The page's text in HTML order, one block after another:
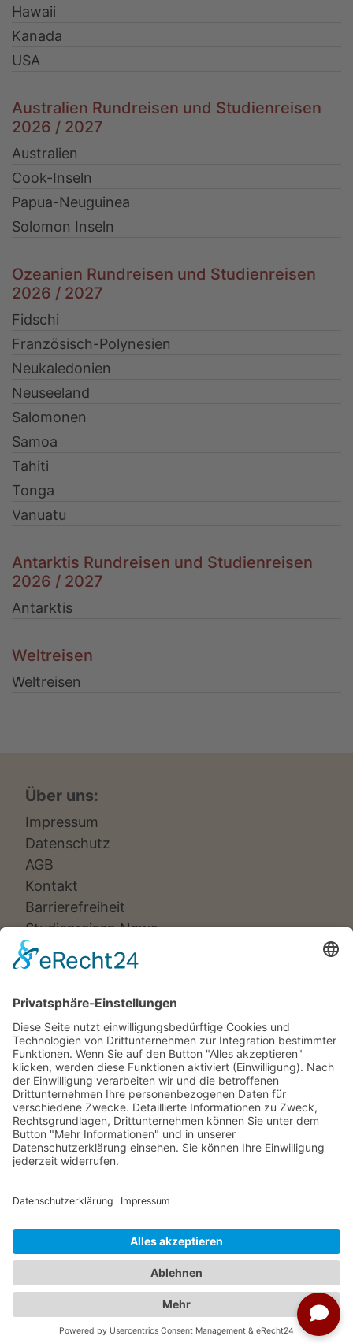
Hawaii
Kanada
USA
Australien Rundreisen und Studienreisen
2026 / 2027
Australien
Cook-Inseln
Papua-Neuguinea
Solomon Inseln
Ozeanien Rundreisen und Studienreisen
2026 / 2027
Fidschi
Französisch-Polynesien
Neukaledonien
Neuseeland
Salomonen
Samoa
Tahiti
Tonga
Vanuatu
Antarktis Rundreisen und Studienreisen
2026 / 2027
Antarktis
Weltreisen
Weltreisen
Über uns:
Impressum
Datenschutz
AGB
Kontakt
Barrierefreiheit
Studienreisen News
Veranstalter:
Ameropa Reisen
Bavaria Fernreisen
Berge & Meer
Gebeco
Hauser exkursionen
Meiers Weltreisen
Nicko Cruises
SKR
Studiosus
TUI Tours
Studiosus Kultimer
© Studienreisen.de 2026